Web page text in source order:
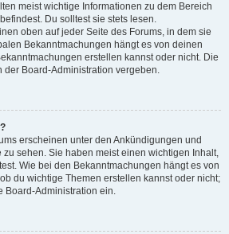
meist wichtige Informationen zu dem Bereich
Du solltest sie stets lesen.
oben auf jeder Seite des Forums, in dem sie
Bekanntmachungen hängt es von deinen
erstellen kannst oder nicht. Die
der Board-Administration vergeben.
erscheinen unter den Ankündigungen und
zu sehen. Sie haben meist einen wichtigen Inhalt,
Wie bei den Bekanntmachungen hängt es von
du wichtige Themen erstellen kannst oder nicht;
Board-Administration ein.